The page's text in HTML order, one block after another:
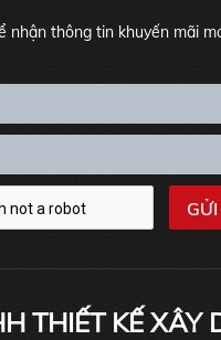
nhận thông tin khuyến mãi
THIẾT KẾ XÂY